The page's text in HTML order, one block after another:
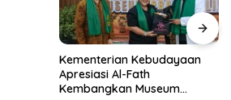
Kementerian Kebudayaan
Apresiasi Al-Fath
Kembangkan Museum